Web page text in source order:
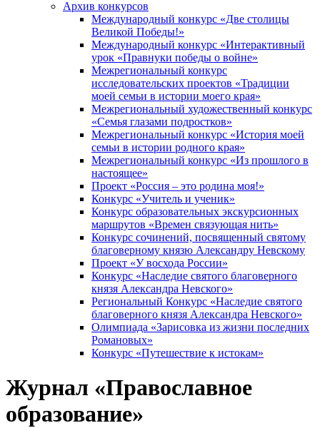
Архив конкурсов
Международный конкурс «Две столицы
Великой Победы!»
Международный конкурс «Интерактивный
урок «Правнуки победы о войне»
Межрегиональный конкурс
исследовательских проектов «Традиции
моей семьи в истории моего края»
Межрегиональный художественный конкурс
«Семья глазами подростков»
Межрегиональный конкурс «История моей
семьи в истории родного края»
Межрегиональный конкурс «Из прошлого в
настоящее»
Проект «Россия – это родина моя!»
Конкурс «Учитель и ученик»
Конкурс образовательных экскурсионных
маршрутов «Времен связующая нить»
Конкурс сочинений, посвященный святому
благоверному князю Александру Невскому
Проект «У восхода России»
Конкурс «Наследие святого благоверного
князя Александра Невского»
Региональный Конкурс «Наследие святого
благоверного князя Александра Невского»
Олимпиада «Зарисовка из жизни последних
Романовых»
Конкурс «Путешествие к истокам»
Журнал «Православное
образование»